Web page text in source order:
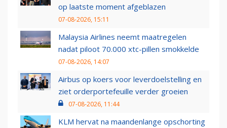
op laatste moment afgeblazen
07-08-2026, 15:11
Malaysia Airlines neemt maatregelen
nadat piloot 70.000 xtc-pillen smokkelde
07-08-2026, 14:07
Airbus op koers voor leverdoelstelling en
ziet orderportefeuille verder groeien
07-08-2026, 11:44
KLM hervat na maandenlange opschorting